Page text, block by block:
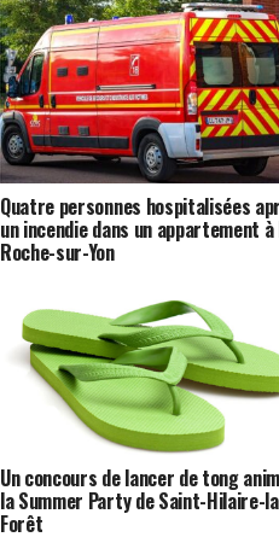
Quatre personnes hospitalisées
un incendie dans un appartement à
Roche-sur-Yon
Un concours de lancer de tong
la Summer Party de Saint-Hilaire-
Forêt